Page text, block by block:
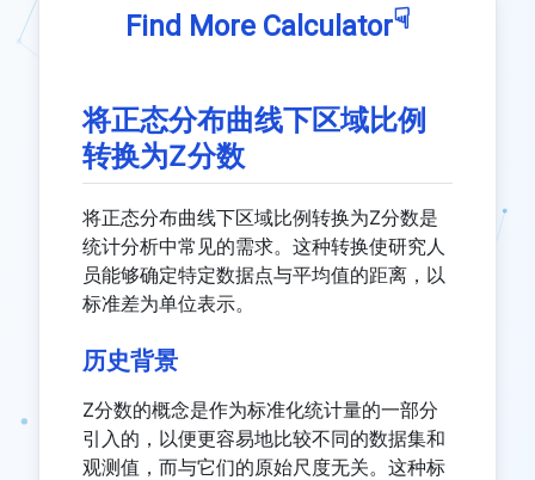
Find More Calculator☟
将正态分布曲线下区域比例
转换为Z分数
将正态分布曲线下区域比例转换为Z分数是
统计分析中常见的需求。这种转换使研究人
员能够确定特定数据点与平均值的距离，以
标准差为单位表示。
历史背景
Z分数的概念是作为标准化统计量的一部分
引入的，以便更容易地比较不同的数据集和
观测值，而与它们的原始尺度无关。这种标